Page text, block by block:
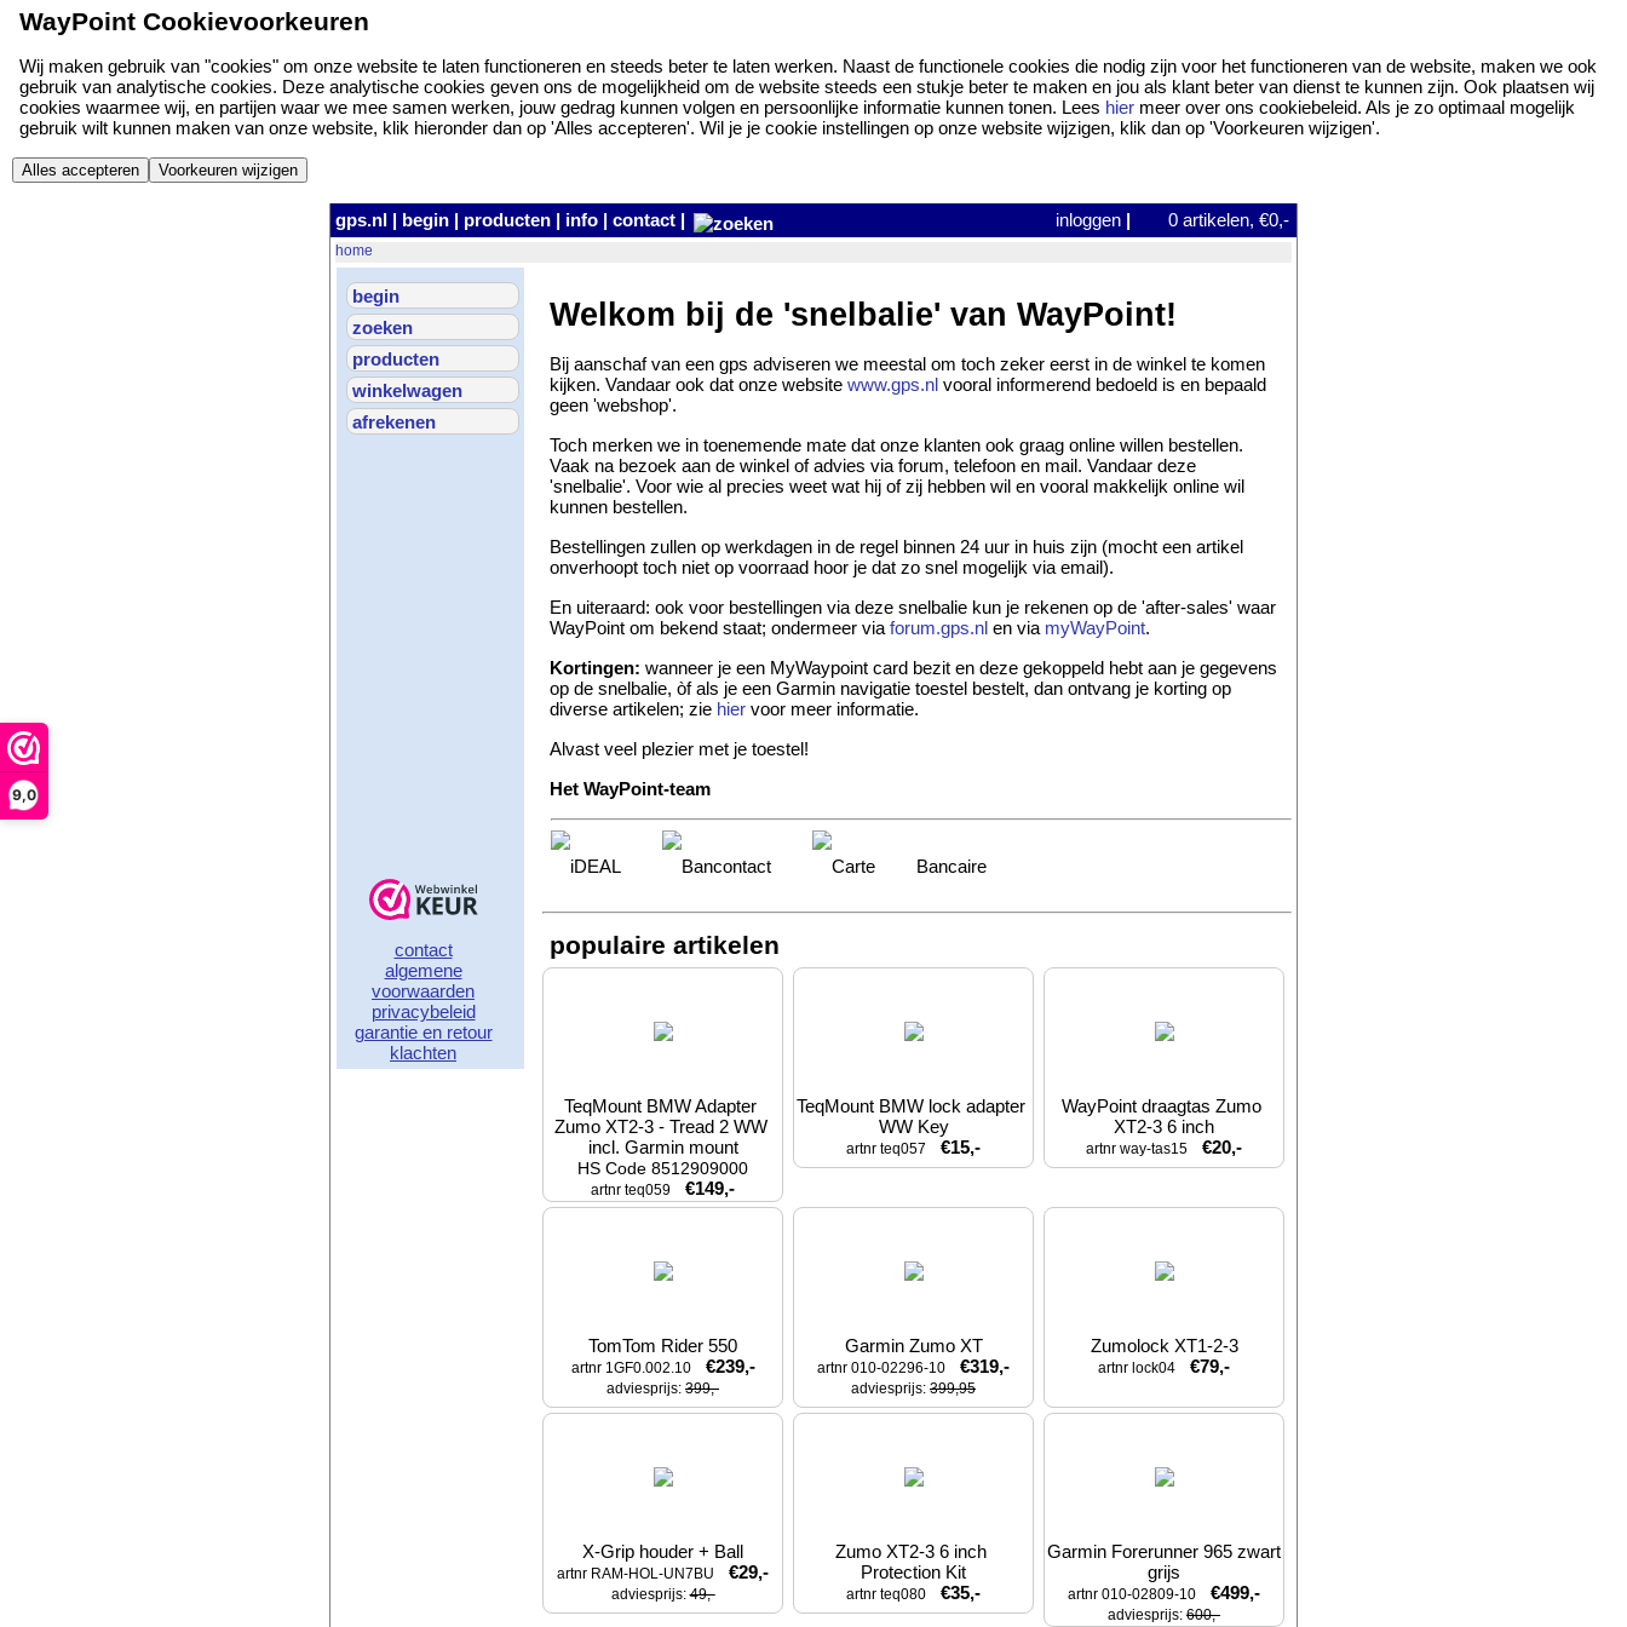
WayPoint Cookievoorkeuren
Wij maken gebruik van "cookies" om onze website te laten functioneren en steeds beter te laten werken. Naast de functionele cookies die nodig zijn voor het functioneren van de website, maken we ook
gebruik van analytische cookies. Deze analytische cookies geven ons de mogelijkheid om de website steeds een stukje beter te maken en jou als klant beter van dienst te kunnen zijn. Ook plaatsen wij
cookies waarmee wij, en partijen waar we mee samen werken, jouw gedrag kunnen volgen en persoonlijke informatie kunnen tonen. Lees hier meer over ons cookiebeleid. Als je zo optimaal mogelijk
gebruik wilt kunnen maken van onze website, klik hieronder dan op 'Alles accepteren'. Wil je je cookie instellingen op onze website wijzigen, klik dan op 'Voorkeuren wijzigen'.
Alles accepteren Voorkeuren wijzigen
9,0
gps.nl | begin | producten | info | contact | inloggen | 0 artikelen, €0,-
home
begin
zoeken
producten
winkelwagen
afrekenen
contact
algemene
voorwaarden
privacybeleid
garantie en retour
klachten
Welkom bij de 'snelbalie' van WayPoint!
Bij aanschaf van een gps adviseren we meestal om toch zeker eerst in de winkel te komen
kijken. Vandaar ook dat onze website www.gps.nl vooral informerend bedoeld is en bepaald
geen 'webshop'.
Toch merken we in toenemende mate dat onze klanten ook graag online willen bestellen.
Vaak na bezoek aan de winkel of advies via forum, telefoon en mail. Vandaar deze
'snelbalie'. Voor wie al precies weet wat hij of zij hebben wil en vooral makkelijk online wil
kunnen bestellen.
Bestellingen zullen op werkdagen in de regel binnen 24 uur in huis zijn (mocht een artikel
onverhoopt toch niet op voorraad hoor je dat zo snel mogelijk via email).
En uiteraard: ook voor bestellingen via deze snelbalie kun je rekenen op de 'after-sales' waar
WayPoint om bekend staat; ondermeer via forum.gps.nl en via myWayPoint.
Kortingen: wanneer je een MyWaypoint card bezit en deze gekoppeld hebt aan je gegevens
op de snelbalie, òf als je een Garmin navigatie toestel bestelt, dan ontvang je korting op
diverse artikelen; zie hier voor meer informatie.
Alvast veel plezier met je toestel!
Het WayPoint-team
populaire artikelen
TeqMount BMW Adapter
Zumo XT2-3 - Tread 2 WW
incl. Garmin mount
HS Code 8512909000
artnr teq059 €149,-
TeqMount BMW lock adapter
WW Key
artnr teq057 €15,-
WayPoint draagtas Zumo
XT2-3 6 inch
artnr way-tas15 €20,-
TomTom Rider 550
artnr 1GF0.002.10 €239,-
adviesprijs: 399,-
Garmin Zumo XT
artnr 010-02296-10 €319,-
adviesprijs: 399,95
Zumolock XT1-2-3
artnr lock04 €79,-
X-Grip houder + Ball
artnr RAM-HOL-UN7BU €29,-
adviesprijs: 49,-
Zumo XT2-3 6 inch
Protection Kit
artnr teq080 €35,-
Garmin Forerunner 965 zwart
grijs
artnr 010-02809-10 €499,-
adviesprijs: 600,-